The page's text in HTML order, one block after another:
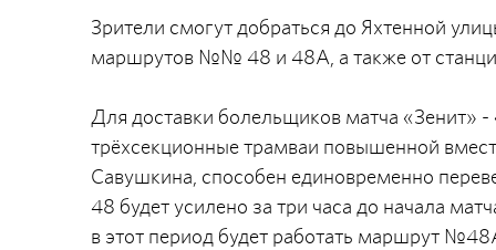
Зрители смогут добраться до Яхтенной
маршрутов №№ 48 и 48А, а также от
Для доставки болельщиков матча «Зенит»
трёхсекционные трамваи повышенной
Савушкина, способен единовременно
48 будет усилено за три часа до начала
в этот период будет работать маршрут